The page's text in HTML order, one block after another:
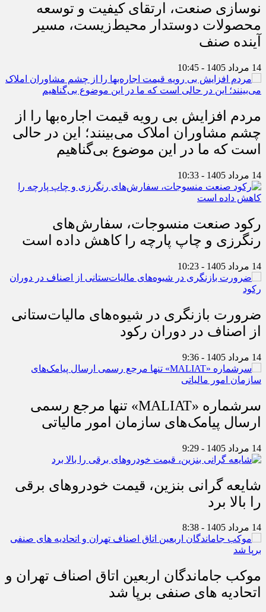
نوسازی صنعت، ارتقای کیفیت و توسعه
محصولات دوستدار محیط‌زیست، مسیر
آینده صنف
14 مرداد 1405 - 10:45
مردم افزایش بی رویه قیمت اجاره‌بها را از
چشم مشاوران املاک می‌بینند؛ این در حالی
است که ما در این موضوع بی‌گناهیم
14 مرداد 1405 - 10:33
رکود صنعت منسوجات، سفارش‌های
رنگرزی و چاپ پارچه را کاهش داده است
14 مرداد 1405 - 10:23
ضرورت بازنگری در شیوه‌های مالیات‌ستانی
از اصناف در دوران رکود
14 مرداد 1405 - 9:36
سرشماره «MALIAT» تنها مرجع رسمی
ارسال پیامک‌های سازمان امور مالیاتی
14 مرداد 1405 - 9:29
شایعه گرانی بنزین، قیمت خودروهای برقی
را بالا برد
14 مرداد 1405 - 8:38
موکب جاماندگان اربعین اتاق اصناف تهران و
اتحادیه های صنفی برپا شد